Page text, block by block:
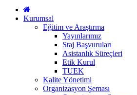
Kurumsal
Eğitim ve Araştırma
Yayınlarımız
Staj Başvuruları
Asistanlık Süreçleri
Etik Kurul
TUEK
Kalite Yönetimi
Organizasyon Şeması